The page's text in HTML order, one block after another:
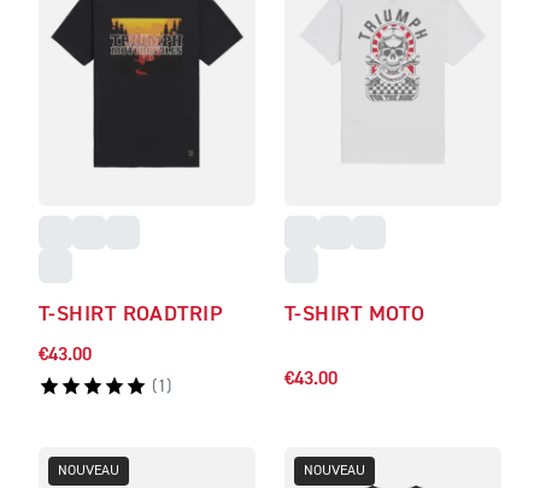
T-SHIRT ROADTRIP
€43.00
( 1 )
T-SHIRT MOTO
€43.00
NOUVEAU NOUVEAU